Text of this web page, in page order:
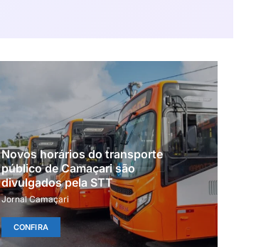
Novos horários do transporte
público de Camaçari são
divulgados pela STT
Jornal Camaçari
CONFIRA